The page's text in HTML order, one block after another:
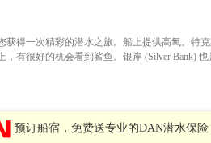
获得一次精彩的潜水之旅。船上提供高氧。特
，有很好的机会看到鲨鱼。银岸 (Silver Bank)
预订船宿，免费送专业的DAN潜水保险